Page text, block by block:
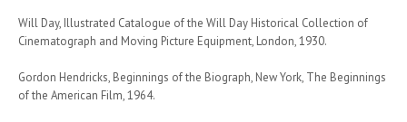
Will Day, Illustrated Catalogue of the Will Day Historical Collection of
Cinematograph and Moving Picture Equipment, London, 1930.
Gordon Hendricks, Beginnings of the Biograph, New York, The Beginnings
of the American Film, 1964.